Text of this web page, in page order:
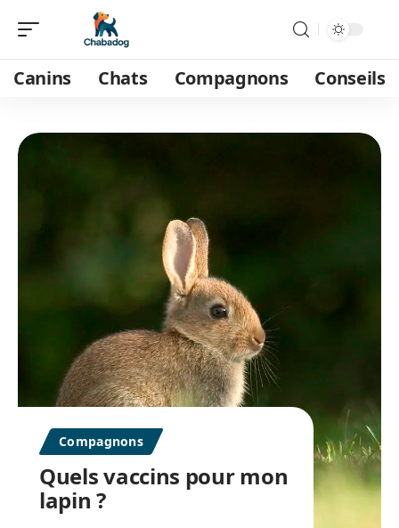
Canins Chats Compagnons Conseils
Compagnons
Quels vaccins pour mon
lapin ?